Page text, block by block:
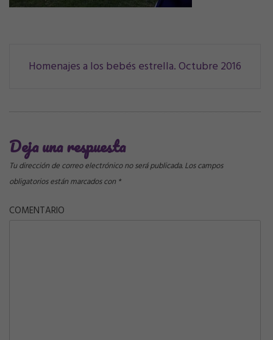
Navegación
correos
Homenajes a los bebés estrella. Octubre 2016
Deja una respuesta
Tu dirección de correo electrónico no será publicada.Los campos
obligatorios están marcados con *
COMENTARIO